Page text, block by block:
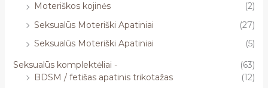
Moteriškos kojinės
(2)
Seksualūs Moteriški Apatiniai
(27)
Seksualūs Moteriški Apatiniai
(5)
Seksualūs komplektėliai -
(63)
BDSM / fetišas apatinis trikotažas
(12)